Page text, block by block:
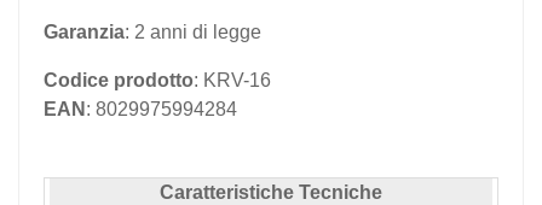
Garanzia: 2 anni di legge
Codice prodotto: KRV-16
EAN : 8029975994284
Caratteristiche Tecniche